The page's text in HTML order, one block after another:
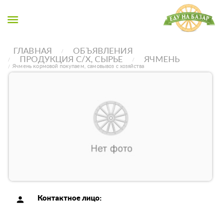
menu
ГЛАВНАЯ
ОБЪЯВЛЕНИЯ
ПРОДУКЦИЯ С/Х, СЫРЬЕ
ЯЧМЕНЬ
Ячмень кормовой покупаем, самовывоз с хозяйства
person Контактное лицо: